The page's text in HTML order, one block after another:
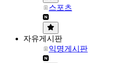
스포츠
자유게시판
익명게시판